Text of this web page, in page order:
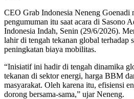
CEO Grab Indonesia Neneng Goenadi
pengumuman itu saat acara di Sasono
Indonesia Indah, Senin (29/6/2026).
lahir di tengah tekanan global terhadap
peningkatan biaya mobilitas.
“Inisiatif ini hadir di tengah dinamika
tekanan di sektor energi, harga BBM
masyarakat. Oleh karena itu, efisiensi
dorong bersama-sama,” ujar Neneng.